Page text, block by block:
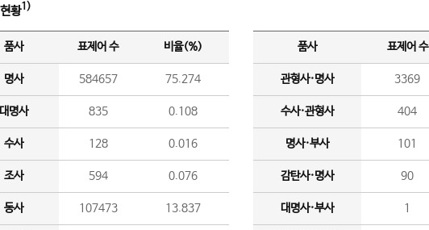
황1)
품사 표제어 수 비율(%)
명사 584657 75.274
명사 835 0.108
수사 128 0.016
조사 594 0.076
동사 107473 13.837
품사 표제어 수
관형사·명사 3369
수사·관형사 404
명사·부사 101
감탄사·명사 90
대명사·부사 1